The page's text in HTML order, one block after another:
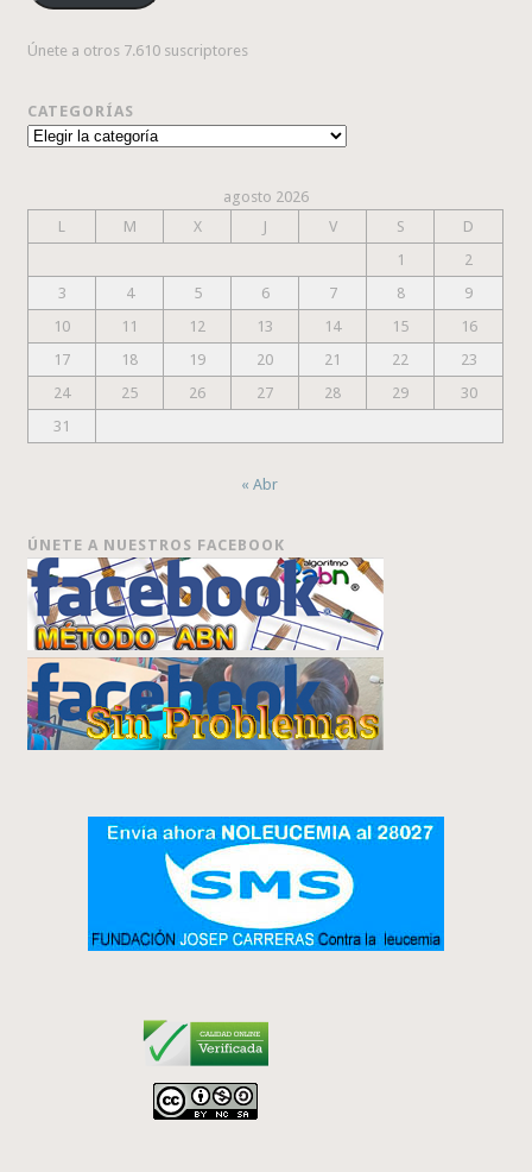
Únete a otros 7.610 suscriptores
CATEGORÍAS
Categorías
agosto 2026
L
M X J V S
D
1
2
3
4 5 6 7 8
9
10
11 12 13 14 15
16
17
18 19 20 21 22
23
24
25 26 27 28 29
30
31
« Abr
ÚNETE A NUESTROS FACEBOOK